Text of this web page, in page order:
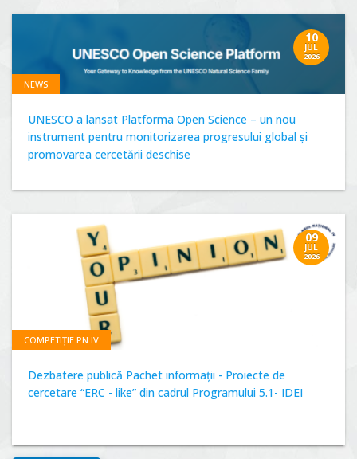
10
JUL
2026
NEWS
UNESCO a lansat Platforma Open Science – un nou
instrument pentru monitorizarea progresului global și
promovarea cercetării deschise
09
JUL
2026
COMPETIȚIE PN IV
Dezbatere publică Pachet informații - Proiecte de
cercetare “ERC - like” din cadrul Programului 5.1- IDEI